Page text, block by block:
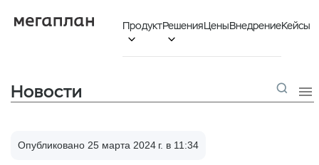
Продукт

Решения

ЦеныВнедрениеКейсы
Новости 
Опубликовано 25 марта 2024 г. в 11:34